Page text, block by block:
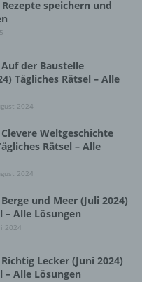
speichern und
der Baustelle
Tägliches Rätsel – Alle
2024
Weltgeschichte
Rätsel – Alle
2024
und Meer (Juli 2024)
– Alle Lösungen
2024
Lecker (Juni 2024)
– Alle Lösungen
Verarbeitung
in einer Weise,
Daten
einer spezifischen
werden
aufbewahrt werden
die gewährleisten,
Daten nicht
identifizierbaren
werden.